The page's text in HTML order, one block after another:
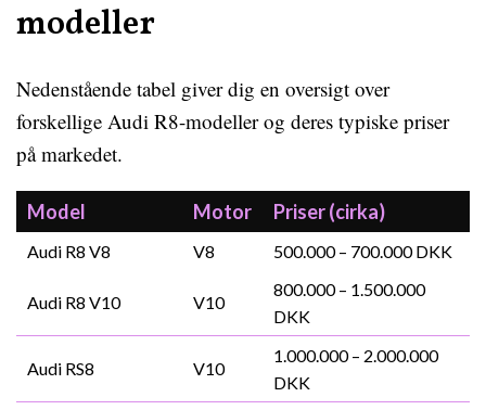
modeller
Nedenstående tabel giver dig en oversigt over
forskellige Audi R8-modeller og deres typiske priser
på markedet.
Model Motor Priser (cirka)
Audi R8 V8 V8 500.000 – 700.000 DKK
Audi R8 V10 V10
800.000 – 1.500.000
DKK
Audi RS8 V10
1.000.000 – 2.000.000
DKK